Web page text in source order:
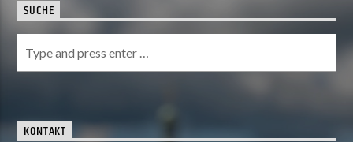
SUCHE
KONTAKT